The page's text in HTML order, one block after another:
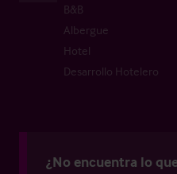
B&B
Albergue
Hotel
Desarrollo Hotelero
¿No encuentra lo